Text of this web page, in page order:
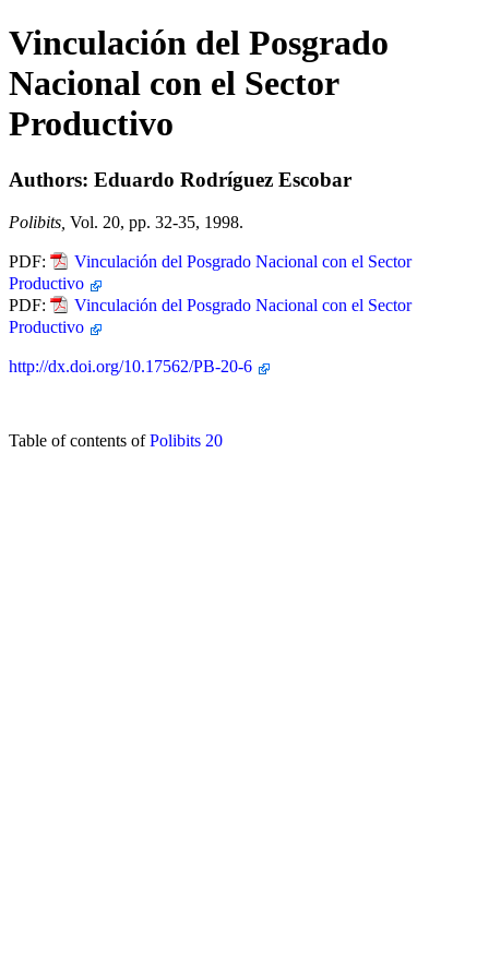
Vinculación del Posgrado
Nacional con el Sector
Productivo
Authors: Eduardo Rodríguez Escobar
Polibits, Vol. 20, pp. 32-35, 1998.
PDF:
Vinculación del Posgrado Nacional con el Sector
Productivo
PDF:
Vinculación del Posgrado Nacional con el Sector
Productivo
http://dx.doi.org/10.17562/PB-20-6
Table of contents ofPolibits 20